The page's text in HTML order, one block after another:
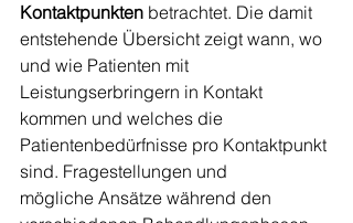
Kontaktpunkten betrachtet. Die damit
entstehende Übersicht zeigt wann, wo
und wie Patienten mit
Leistungserbringern in Kontakt
kommen und welches die
Patientenbedürfnisse pro Kontaktpunkt
sind. Fragestellungen und
mögliche Ansätze während den